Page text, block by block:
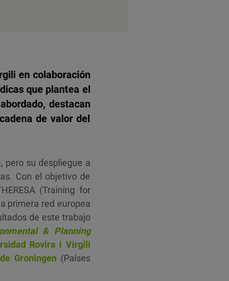
en colaboración
que plantea el
destacan
de valor del
pero su despliegue a
Con el objetivo de
(Training for
primera red europea
de este trabajo
& Planning
Rovira i Virgili
Groningen (Países